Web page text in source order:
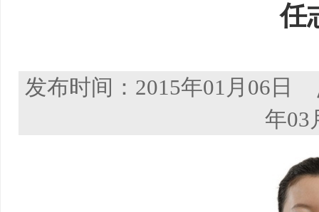
任
发布时间：2015年01月06日
年03